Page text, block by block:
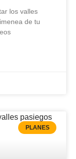
los valles
de tu
PLANES